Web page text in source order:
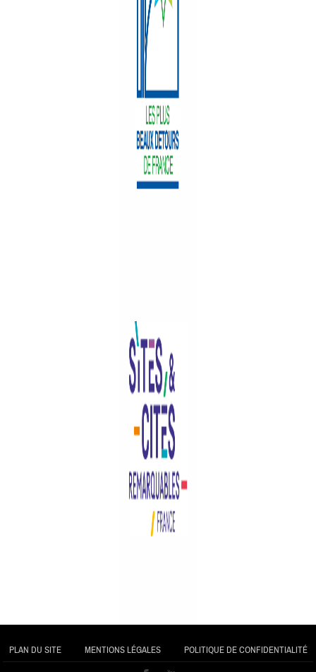
PLAN DU SITE MENTIONS LÉGALES POLITIQUE DE CONFIDENTIALITÉ